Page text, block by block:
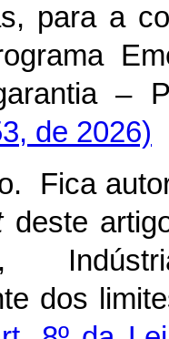
para a
garantia
de 2026)
Fica
deste
dos